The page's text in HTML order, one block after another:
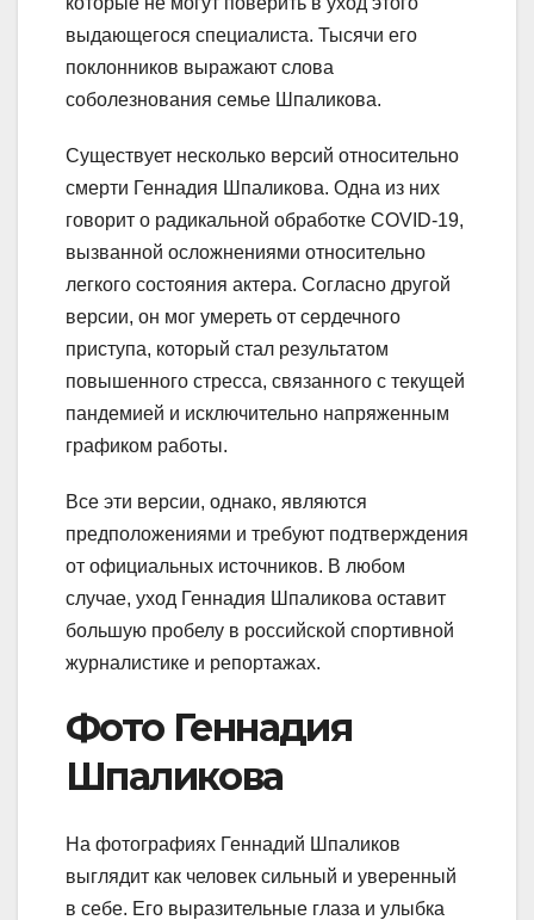
выдающегося специалиста. Тысячи его
поклонников выражают слова
соболезнования семье Шпаликова.
Существует несколько версий относительно
смерти Геннадия Шпаликова. Одна из них
говорит о радикальной обработке COVID-19,
вызванной осложнениями относительно
легкого состояния актера. Согласно другой
версии, он мог умереть от сердечного
приступа, который стал результатом
повышенного стресса, связанного с текущей
пандемией и исключительно напряженным
графиком работы.
Все эти версии, однако, являются
предположениями и требуют подтверждения
от официальных источников. В любом
случае, уход Геннадия Шпаликова оставит
большую пробелу в российской спортивной
журналистике и репортажах.
Фото Геннадия
Шпаликова
На фотографиях Геннадий Шпаликов
выглядит как человек сильный и уверенный
в себе. Его выразительные глаза и улыбка